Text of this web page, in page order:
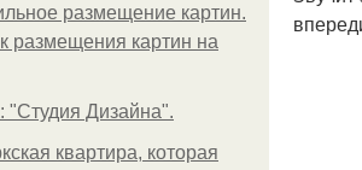
размещение картин.
размещения картин на
"Студия Дизайна".
квартира, которая